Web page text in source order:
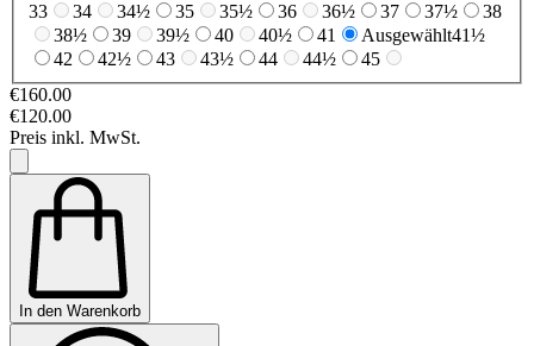
33
34 34½ 35 35½ 36 36½ 37 37½
38
38½
39 39½ 40 40½ 41 Ausgewählt41½
42
42½ 43 43½ 44 44½
45
€160.00
€120.00
Preis inkl. MwSt.
In den Warenkorb